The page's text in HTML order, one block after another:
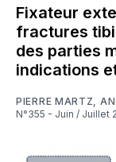
Fixateur
fractures
des parties
indications
PIERRE MARTZ
N°355 - Juin / Juillet